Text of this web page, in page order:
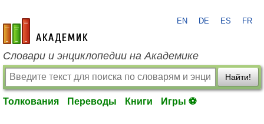
academic.ru
EN DE ES FR
Словари и энциклопедии на Академике
Найти!
Толкования Переводы Книги Игры ⚽